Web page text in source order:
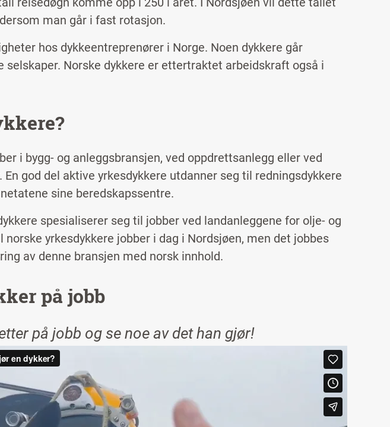
man går i fast rotasjon.
hos dykkeentreprenører i Norge. Noen dykkere går
selskaper. Norske dykkere er ettertraktet arbeidskraft også i
i bygg- og anleggsbransjen, ved oppdrettsanlegg eller ved
god del aktive yrkesdykkere utdanner seg til redningsdykkere
sine beredskapssentre.
spesialiserer seg til jobber ved landanleggene for olje- og
yrkesdykkere jobber i dag i Nordsjøen, men det jobbes
av denne bransjen med norsk innhold.
på jobb
på jobb og se noe av det han gjør!